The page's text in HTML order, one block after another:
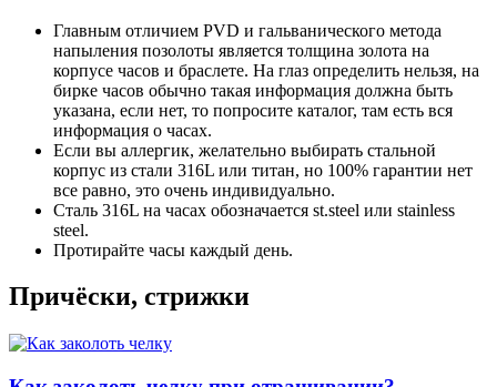
Главным отличием PVD и гальванического метода
напыления позолоты является толщина золота на
корпусе часов и браслете. На глаз определить нельзя, на
бирке часов обычно такая информация должна быть
указана, если нет, то попросите каталог, там есть вся
информация о часах.
Если вы аллергик, желательно выбирать стальной
корпус из стали 316L или титан, но 100% гарантии нет
все равно, это очень индивидуально.
Сталь 316L на часах обозначается st.steel или stainless
steel.
Протирайте часы каждый день.
Причёски, стрижки